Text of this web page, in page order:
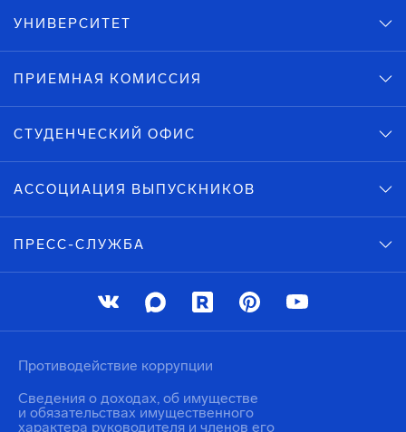
УНИВЕРСИТЕТ
ПРИЕМНАЯ КОМИССИЯ
СТУДЕНЧЕСКИЙ ОФИС
АССОЦИАЦИЯ ВЫПУСКНИКОВ
ПРЕСС-СЛУЖБА
Противодействие коррупции
Сведения о доходах, об имуществе
и обязательствах имущественного
характера руководителя и членов его